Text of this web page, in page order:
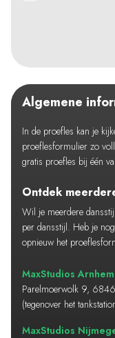
Algemene
In de proefles kan je
proeflesformulier zo
gratis proefles bij één
Ontdek
Wil je meerdere
per dansstijl. Heb je
opnieuw het
MaxStudios Arnhem
Parelmoerwolk 9,
(tegenover het
MaxStudios